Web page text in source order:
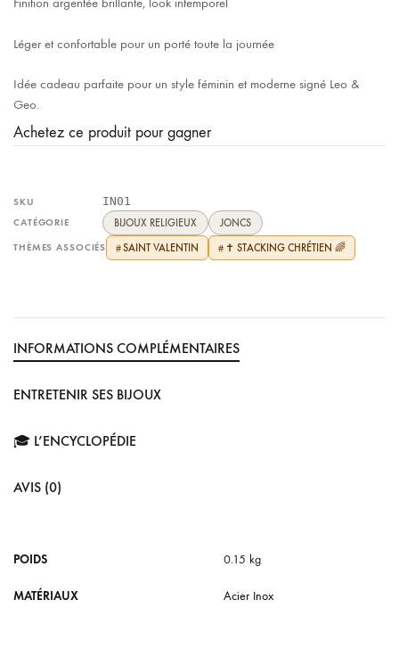
Léger et confortable pour un porté toute la journée
Idée cadeau parfaite pour un style féminin et moderne signé Leo &
Geo.
Achetez ce produit pour gagner
SKU IN01
CATÉGORIE BIJOUX RELIGIEUX JONCS
THÈMES ASSOCIÉS #SAINT VALENTIN # ✝️ STACKING CHRÉTIEN 🌈
INFORMATIONS COMPLÉMENTAIRES
ENTRETENIR SES BIJOUX
🎓 L’ENCYCLOPÉDIE
AVIS (0)
POIDS 0.15 kg
MATÉRIAUX Acier Inox